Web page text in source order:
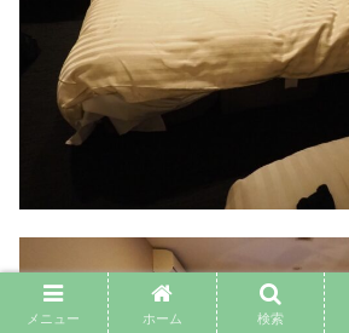
メニュー ホーム 検索